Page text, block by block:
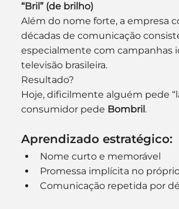
“Bril” (de brilho)
Além do nome forte, a empresa
décadas de comunicação
especialmente com campanhas
televisão brasileira.
Resultado?
Hoje, dificilmente alguém pede
consumidor pede Bombril.
Aprendizado estratégico:
Nome curto e memorável
Promessa implícita no
Comunicação repetida por